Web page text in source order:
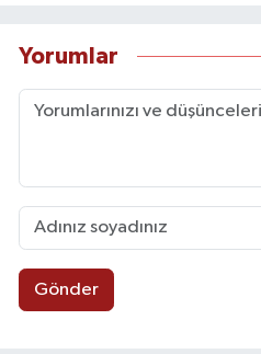
Yorumlar
Gönder